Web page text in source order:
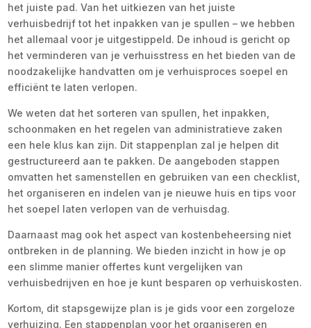
het juiste pad. Van het uitkiezen van het juiste
verhuisbedrijf tot het inpakken van je spullen – we hebben
het allemaal voor je uitgestippeld. De inhoud is gericht op
het verminderen van je verhuisstress en het bieden van de
noodzakelijke handvatten om je verhuisproces soepel en
efficiënt te laten verlopen.
We weten dat het sorteren van spullen, het inpakken,
schoonmaken en het regelen van administratieve zaken
een hele klus kan zijn. Dit stappenplan zal je helpen dit
gestructureerd aan te pakken. De aangeboden stappen
omvatten het samenstellen en gebruiken van een checklist,
het organiseren en indelen van je nieuwe huis en tips voor
het soepel laten verlopen van de verhuisdag.
Daarnaast mag ook het aspect van kostenbeheersing niet
ontbreken in de planning. We bieden inzicht in how je op
een slimme manier offertes kunt vergelijken van
verhuisbedrijven en hoe je kunt besparen op verhuiskosten.
Kortom, dit stapsgewijze plan is je gids voor een zorgeloze
verhuizing. Een stappenplan voor het organiseren en